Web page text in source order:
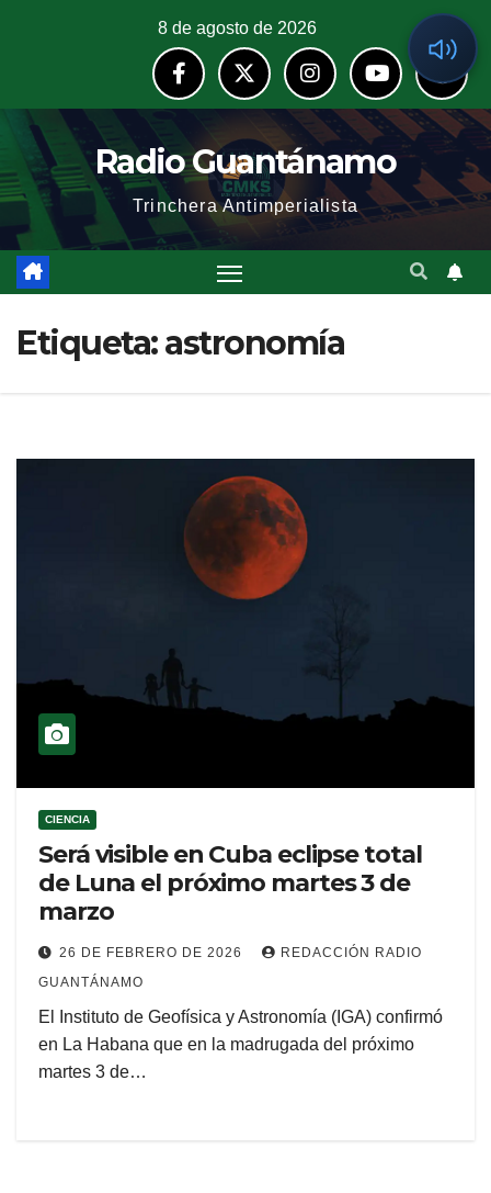
8 de agosto de 2026
Radio Guantánamo
Trinchera Antimperialista
Etiqueta:astronomía
CIENCIA
Será visible en Cuba eclipse total
de Luna el próximo martes 3 de
marzo
26 DE FEBRERO DE 2026
REDACCIÓN RADIO
GUANTÁNAMO
El Instituto de Geofísica y Astronomía (IGA) confirmó
en La Habana que en la madrugada del próximo
martes 3 de…